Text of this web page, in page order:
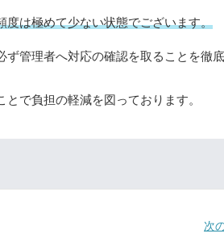
度は極めて少ない状態でございます。
管理者へ対応の確認を取ることを徹
で負担の軽減を図っております。
次